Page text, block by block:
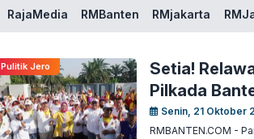
RajaMedia RMBanten RMjakarta
Pulitik Jero
Setia!
Pilkada
Senin, 21 Oktober
RMBANTEN.COM -